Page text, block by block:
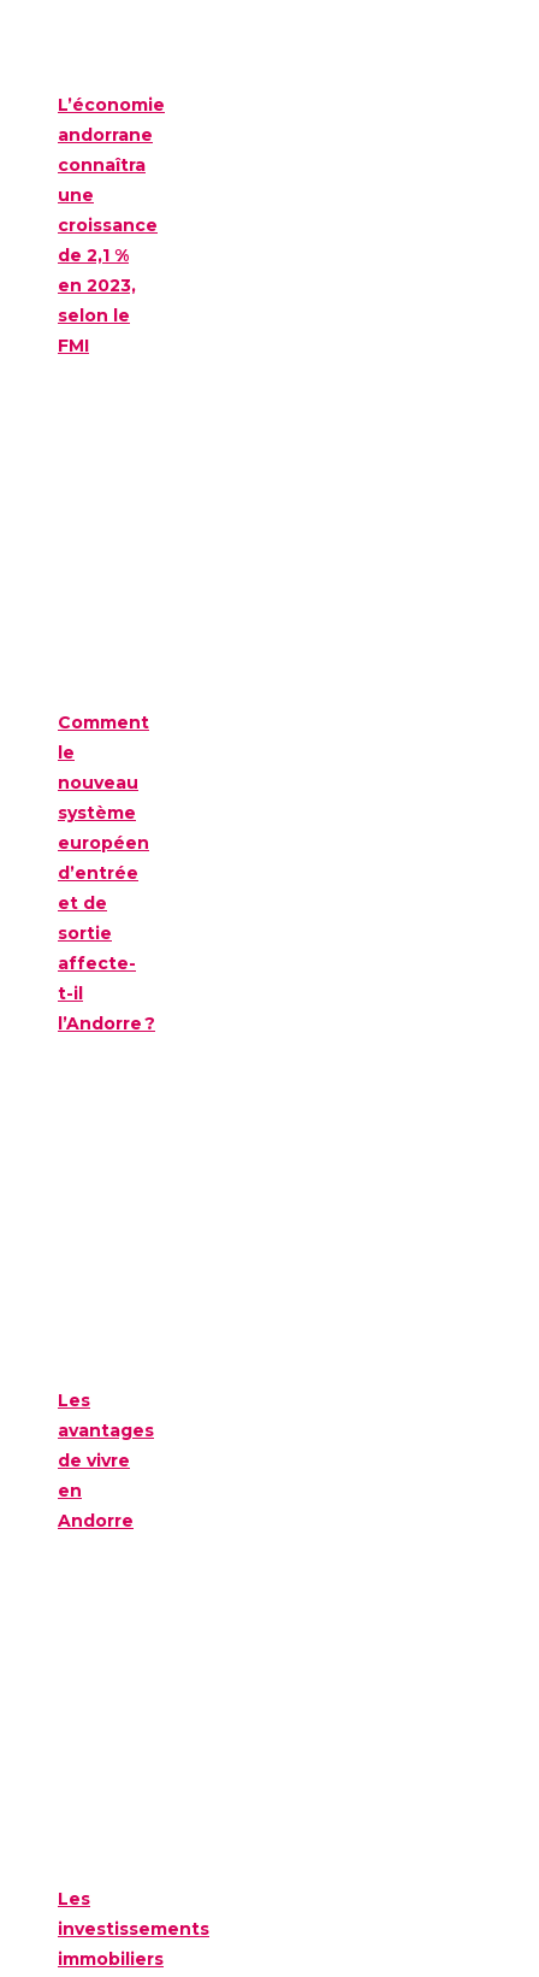
L’économie
andorrane
connaîtra
une
croissance
de 2,1 %
en 2023,
selon le
FMI
Comment
le
nouveau
système
européen
d’entrée
et de
sortie
affecte-
t-il
l’Andorre ?
Les
avantages
de vivre
en
Andorre
Les
investissements
immobiliers